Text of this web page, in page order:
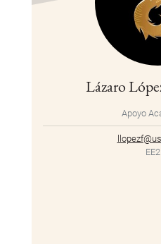
Lázaro
Apoyo